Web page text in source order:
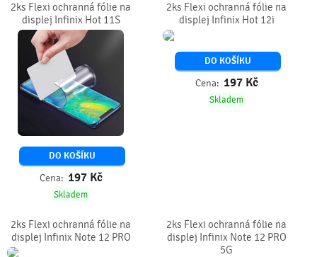
2ks Flexi ochranná fólie na
displej Infinix Hot 11S
DO KOŠÍKU
Cena: 197 Kč
Skladem
2ks Flexi ochranná fólie na
displej Infinix Hot 12i
DO KOŠÍKU
Cena: 197 Kč
Skladem
2ks Flexi ochranná fólie na
displej Infinix Note 12 PRO
2ks Flexi ochranná fólie na
displej Infinix Note 12 PRO
5G